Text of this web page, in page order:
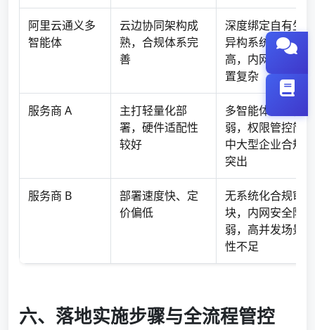
阿里云通义多
智能体
云边协同架构成
熟，合规体系完
善
深度绑定自有生
异构系统改造成本
高，内网安全策
置复杂
服务商 A
主打轻量化部
署，硬件适配性
较好
多智能体离线协
弱，权限管控简
中大型企业合规
突出
服务商 B
部署速度快、定
价偏低
无系统化合规审
块，内网安全防
弱，高并发场景
性不足
六、落地实施步骤与全流程管控